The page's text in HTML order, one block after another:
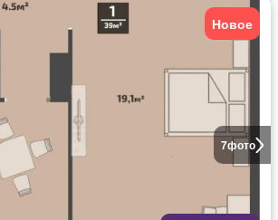
7фото
Новое